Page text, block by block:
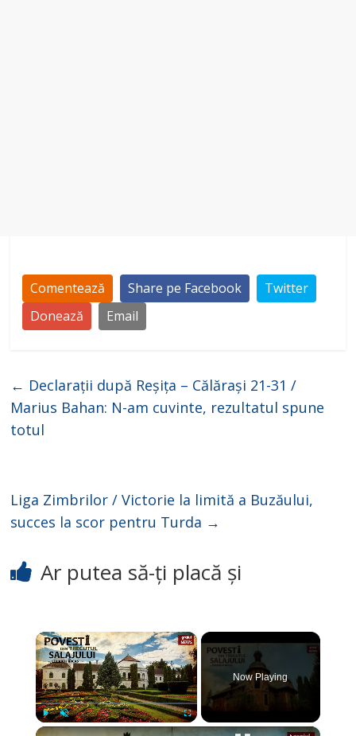
Comentează Share pe Facebook
Twitter
Donează
Email
← Declarații după Reșița – Călărași 21-31 /
Marius Bahan: N-am cuvinte, rezultatul spune
totul
Liga Zimbrilor / Victorie la limită a Buzăului,
succes la scor pentru Turda →
Ar putea să-ți placă și
×
Play Unmute Fullscreen
Now Playing
×